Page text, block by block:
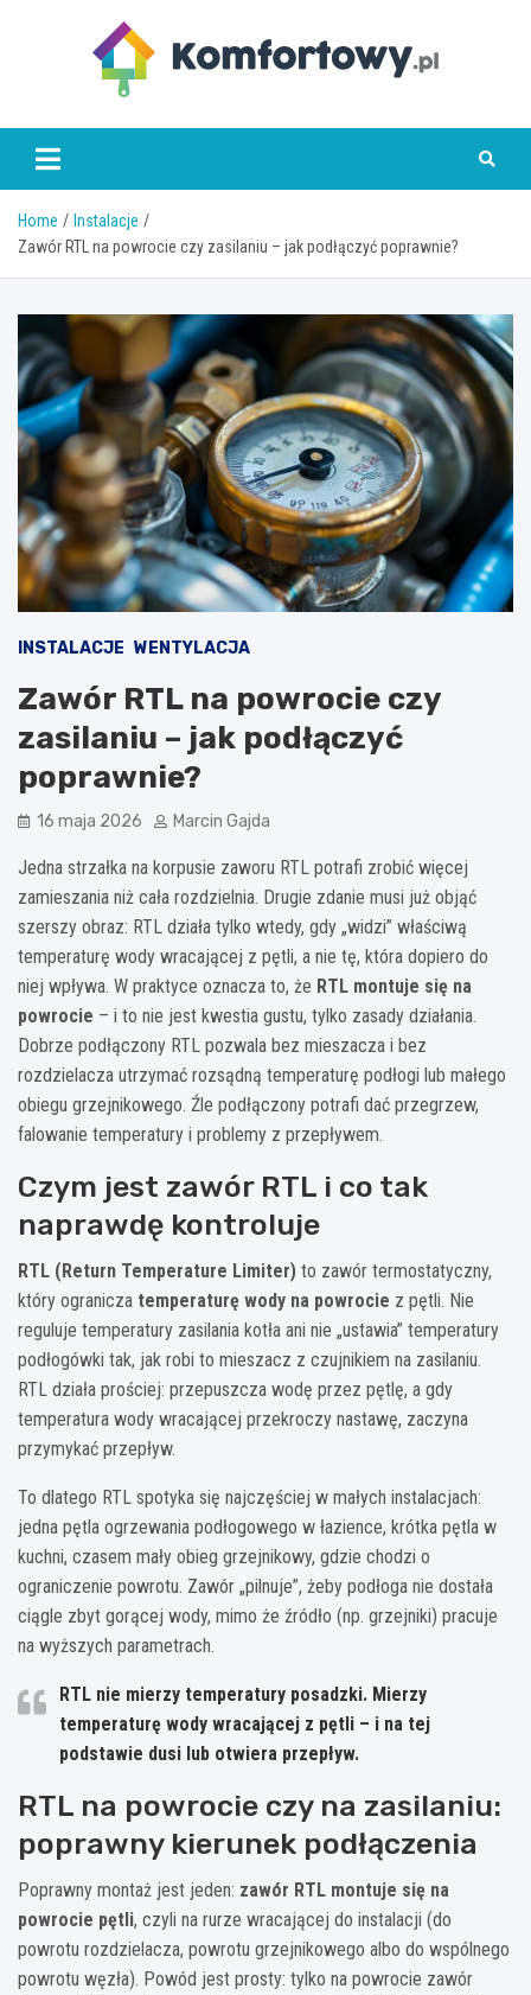
komfortowy.pl
Home
Instalacje
Zawór RTL na powrocie czy zasilaniu – jak podłączyć poprawnie?
INSTALACJE WENTYLACJA
Zawór RTL na powrocie czy
zasilaniu – jak podłączyć
poprawnie?
16 maja 2026 Marcin Gajda
Jedna strzałka na korpusie zaworu RTL potrafi zrobić więcej
zamieszania niż cała rozdzielnia. Drugie zdanie musi już objąć
szerszy obraz: RTL działa tylko wtedy, gdy „widzi” właściwą
temperaturę wody wracającej z pętli, a nie tę, która dopiero do
niej wpływa. W praktyce oznacza to, że RTL montuje się na
powrocie – i to nie jest kwestia gustu, tylko zasady działania.
Dobrze podłączony RTL pozwala bez mieszacza i bez
rozdzielacza utrzymać rozsądną temperaturę podłogi lub małego
obiegu grzejnikowego. Źle podłączony potrafi dać przegrzew,
falowanie temperatury i problemy z przepływem.
Czym jest zawór RTL i co tak
naprawdę kontroluje
RTL (Return Temperature Limiter) to zawór termostatyczny,
który ogranicza temperaturę wody na powrocie z pętli. Nie
reguluje temperatury zasilania kotła ani nie „ustawia” temperatury
podłogówki tak, jak robi to mieszacz z czujnikiem na zasilaniu.
RTL działa prościej: przepuszcza wodę przez pętlę, a gdy
temperatura wody wracającej przekroczy nastawę, zaczyna
przymykać przepływ.
To dlatego RTL spotyka się najczęściej w małych instalacjach:
jedna pętla ogrzewania podłogowego w łazience, krótka pętla w
kuchni, czasem mały obieg grzejnikowy, gdzie chodzi o
ograniczenie powrotu. Zawór „pilnuje”, żeby podłoga nie dostała
ciągle zbyt gorącej wody, mimo że źródło (np. grzejniki) pracuje
na wyższych parametrach.
RTL nie mierzy temperatury posadzki. Mierzy
temperaturę wody wracającej z pętli – i na tej
podstawie dusi lub otwiera przepływ.
RTL na powrocie czy na zasilaniu:
poprawny kierunek podłączenia
Poprawny montaż jest jeden: zawór RTL montuje się na
powrocie pętli, czyli na rurze wracającej do instalacji (do
powrotu rozdzielacza, powrotu grzejnikowego albo do wspólnego
powrotu węzła). Powód jest prosty: tylko na powrocie zawór